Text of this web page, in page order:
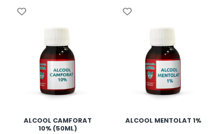
ALCOOL CAMFORAT
10% (50ML)
ALCOOL MENTOLAT 1%